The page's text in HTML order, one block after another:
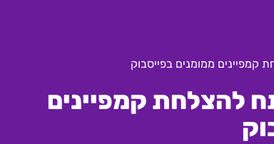
קמפיינים ממומנים בפייסבוק
להצלחת קמפיינים